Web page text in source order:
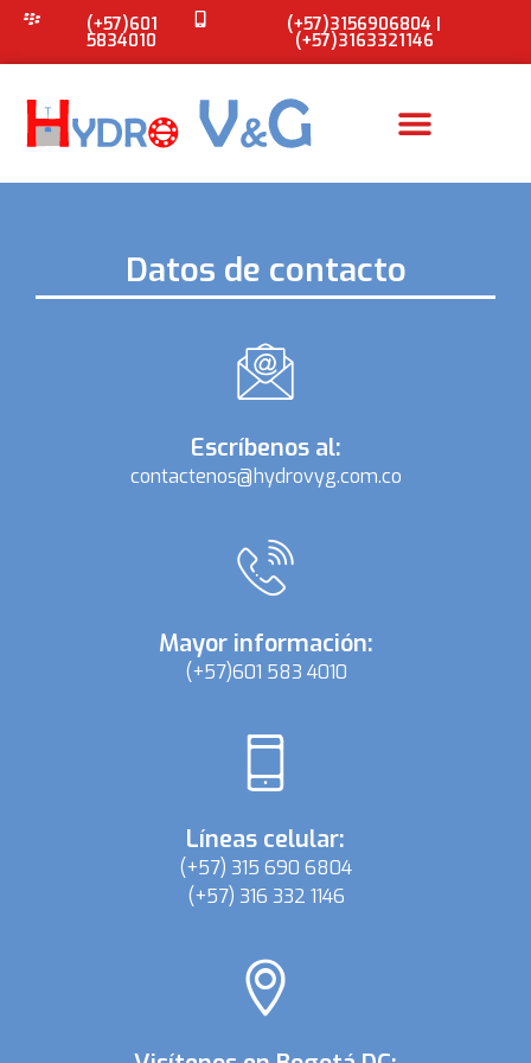
(+57)601
5834010
(+57)3156906804 |
(+57)3163321146
Datos de contacto
Escríbenos al:
contactenos@hydrovyg.com.co
Mayor información:
(+57)601 583 4010
Líneas celular:
(+57) 315 690 6804
(+57) 316 332 1146